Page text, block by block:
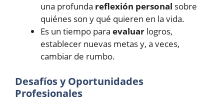
una profunda reflexión personal sobre
quiénes son y qué quieren en la vida.
Es un tiempo para evaluar logros,
establecer nuevas metas y, a veces,
cambiar de rumbo.
Desafíos y Oportunidades
Profesionales